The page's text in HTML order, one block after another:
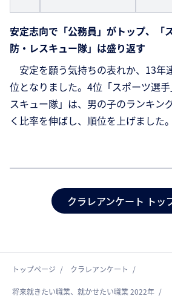
安定志向で「公務員」がトップ、「
防・レスキュー隊」は盛り返す
安定を願う気持ちの表れか、13年
位となりました。4位「スポーツ選
スキュー隊」は、男の子のランキン
く比率を伸ばし、順位を上げました。
クラレアンケート トッ
トップページ クラレアンケート
将来就きたい職業、就かせたい職業 2022年